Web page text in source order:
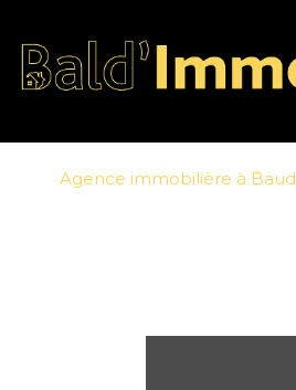
Agence immobilière à Baud